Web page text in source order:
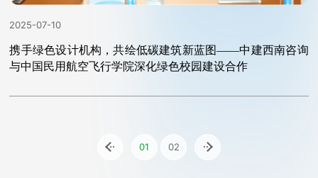
2025-07-10
携手绿色设计机构，共绘低碳建筑新蓝图——中建西南咨询
与中国民用航空飞行学院深化绿色校园建设合作
 01 02 